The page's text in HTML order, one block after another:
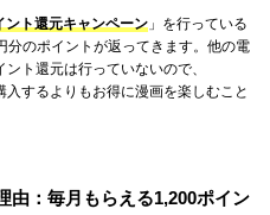
ント還元キャンペーン 」を行っている
のポイントが返ってきます。他の電
ト還元は行っていないので、
するよりもお得に漫画を楽しむこと
由：毎月もらえる1,200ポイン